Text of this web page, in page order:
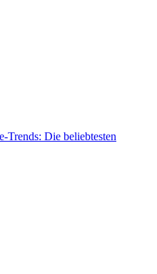
Trends: Die beliebtesten